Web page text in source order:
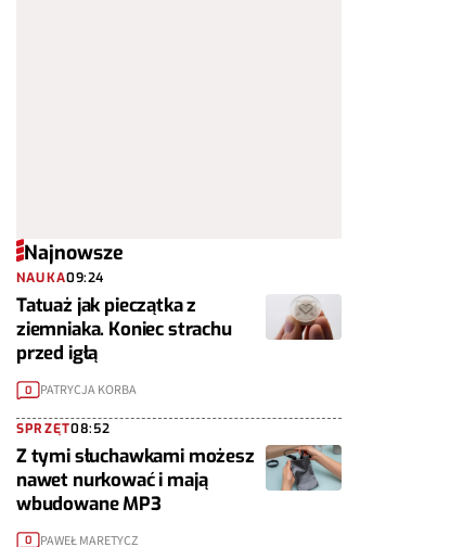
Najnowsze
NAUKA09:24
Tatuaż jak pieczątka z
ziemniaka. Koniec strachu
przed igłą
0 PATRYCJA KORBA
SPRZĘT08:52
Z tymi słuchawkami możesz
nawet nurkować i mają
wbudowane MP3
0 PAWEŁ MARETYCZ